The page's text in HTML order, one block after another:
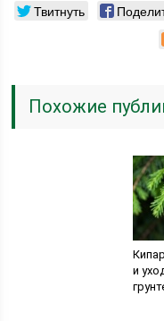
Твитнуть
Похожие
и